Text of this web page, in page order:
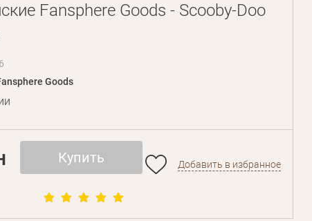
Fansphere Goods - Scooby-Doo
Goods
Купить Добавить в избранное